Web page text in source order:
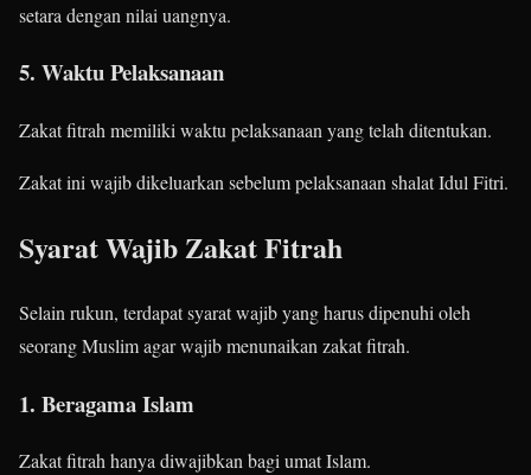
setara dengan nilai uangnya.
5. Waktu Pelaksanaan
Zakat fitrah memiliki waktu pelaksanaan yang telah ditentukan.
Zakat ini wajib dikeluarkan sebelum pelaksanaan shalat Idul Fitri.
Syarat Wajib Zakat Fitrah
Selain rukun, terdapat syarat wajib yang harus dipenuhi oleh
seorang Muslim agar wajib menunaikan zakat fitrah.
1. Beragama Islam
Zakat fitrah hanya diwajibkan bagi umat Islam.